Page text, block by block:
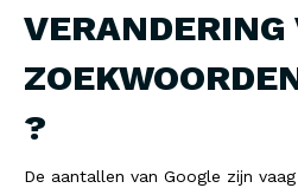
?
De aantallen van Google zijn